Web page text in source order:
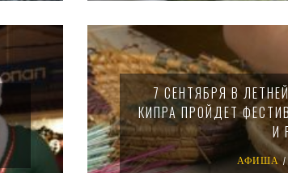
7 СЕНТЯБРЯ В
КИПРА ПРОЙДЕТ
И
АФИША